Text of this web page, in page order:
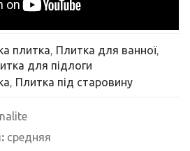
плитка, Плитка для ванної,
для підлоги
, Плитка під старовину
средняя